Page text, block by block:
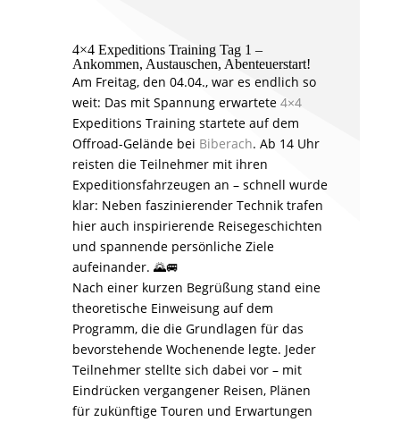
4×4 Expeditions Training Tag 1 –
Ankommen, Austauschen, Abenteuerstart!
Am Freitag, den 04.04., war es endlich so
weit: Das mit Spannung erwartete 4×4
Expeditions Training startete auf dem
Offroad-Gelände bei Biberach. Ab 14 Uhr
reisten die Teilnehmer mit ihren
Expeditionsfahrzeugen an – schnell wurde
klar: Neben faszinierender Technik trafen
hier auch inspirierende Reisegeschichten
und spannende persönliche Ziele
aufeinander. 🌄🚐
Nach einer kurzen Begrüßung stand eine
theoretische Einweisung auf dem
Programm, die die Grundlagen für das
bevorstehende Wochenende legte. Jeder
Teilnehmer stellte sich dabei vor – mit
Eindrücken vergangener Reisen, Plänen
für zukünftige Touren und Erwartungen